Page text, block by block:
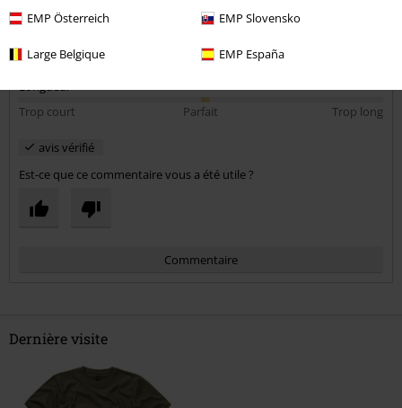
EMP Österreich EMP Slovensko
Large Belgique EMP España
Coupe
Trop étroit
Parfait
Longueur
Trop court
Parfait Trop long
avis vérifié
Est-ce que ce commentaire vous a été utile ?
Commentaire
Dernière visite